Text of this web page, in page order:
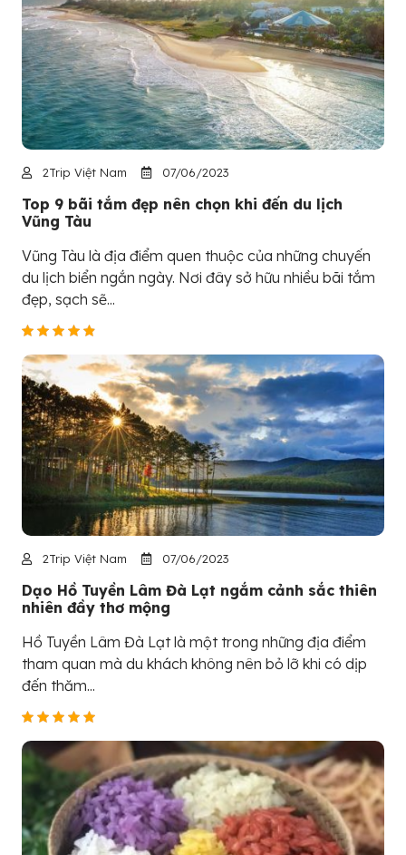
2Trip Việt Nam 07/06/2023
Top 9 bãi tắm đẹp nên chọn khi đến du lịch
Vũng Tàu
Vũng Tàu là địa điểm quen thuộc của những chuyến
du lịch biển ngắn ngày. Nơi đây sở hữu nhiều bãi tắm
đẹp, sạch sẽ...
2Trip Việt Nam 07/06/2023
Dạo Hồ Tuyền Lâm Đà Lạt ngắm cảnh sắc thiên
nhiên đầy thơ mộng
Hồ Tuyền Lâm Đà Lạt là một trong những địa điểm
tham quan mà du khách không nên bỏ lỡ khi có dịp
đến thăm...